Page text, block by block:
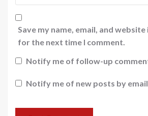
Save my name, email, and
for the next time I comment.
Notify me of follow-up
Notify me of new posts by email.